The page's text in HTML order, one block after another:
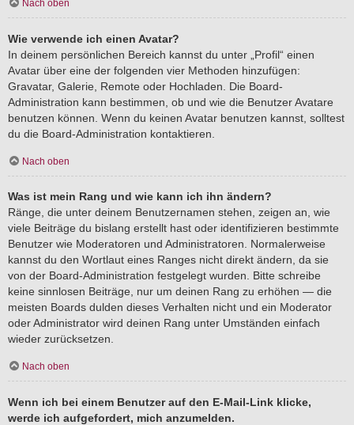
Nach oben
Wie verwende ich einen Avatar?
In deinem persönlichen Bereich kannst du unter „Profil“ einen
Avatar über eine der folgenden vier Methoden hinzufügen:
Gravatar, Galerie, Remote oder Hochladen. Die Board-
Administration kann bestimmen, ob und wie die Benutzer Avatare
benutzen können. Wenn du keinen Avatar benutzen kannst, solltest
du die Board-Administration kontaktieren.
Nach oben
Was ist mein Rang und wie kann ich ihn ändern?
Ränge, die unter deinem Benutzernamen stehen, zeigen an, wie
viele Beiträge du bislang erstellt hast oder identifizieren bestimmte
Benutzer wie Moderatoren und Administratoren. Normalerweise
kannst du den Wortlaut eines Ranges nicht direkt ändern, da sie
von der Board-Administration festgelegt wurden. Bitte schreibe
keine sinnlosen Beiträge, nur um deinen Rang zu erhöhen — die
meisten Boards dulden dieses Verhalten nicht und ein Moderator
oder Administrator wird deinen Rang unter Umständen einfach
wieder zurücksetzen.
Nach oben
Wenn ich bei einem Benutzer auf den E-Mail-Link klicke,
werde ich aufgefordert, mich anzumelden.